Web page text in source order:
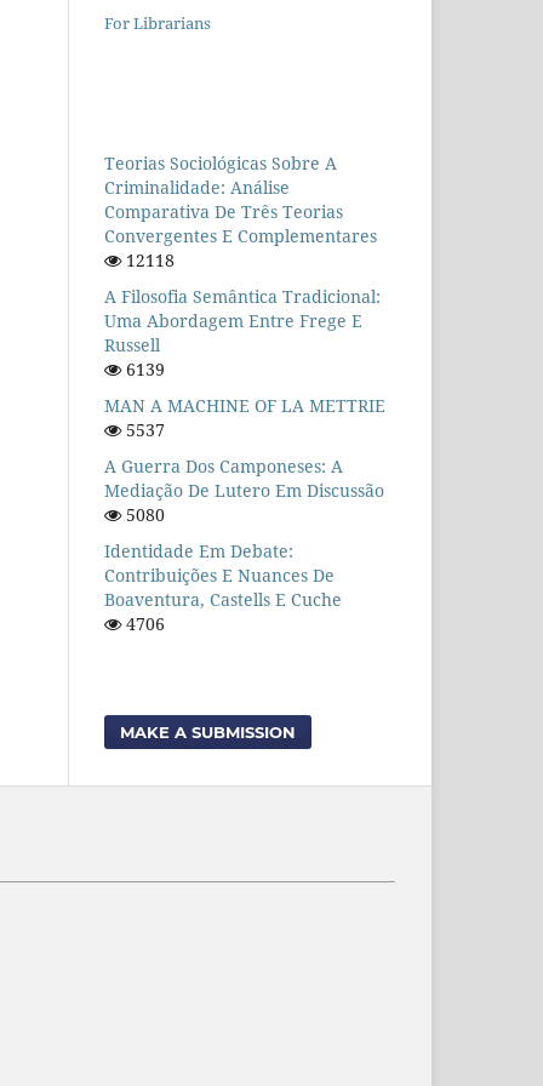
For Librarians
Teorias Sociológicas Sobre A
Criminalidade: Análise
Comparativa De Três Teorias
Convergentes E Complementares
12118
A Filosofia Semântica Tradicional:
Uma Abordagem Entre Frege E
Russell
6139
MAN A MACHINE OF LA METTRIE
5537
A Guerra Dos Camponeses: A
Mediação De Lutero Em Discussão
5080
Identidade Em Debate:
Contribuições E Nuances De
Boaventura, Castells E Cuche
4706
MAKE A SUBMISSION